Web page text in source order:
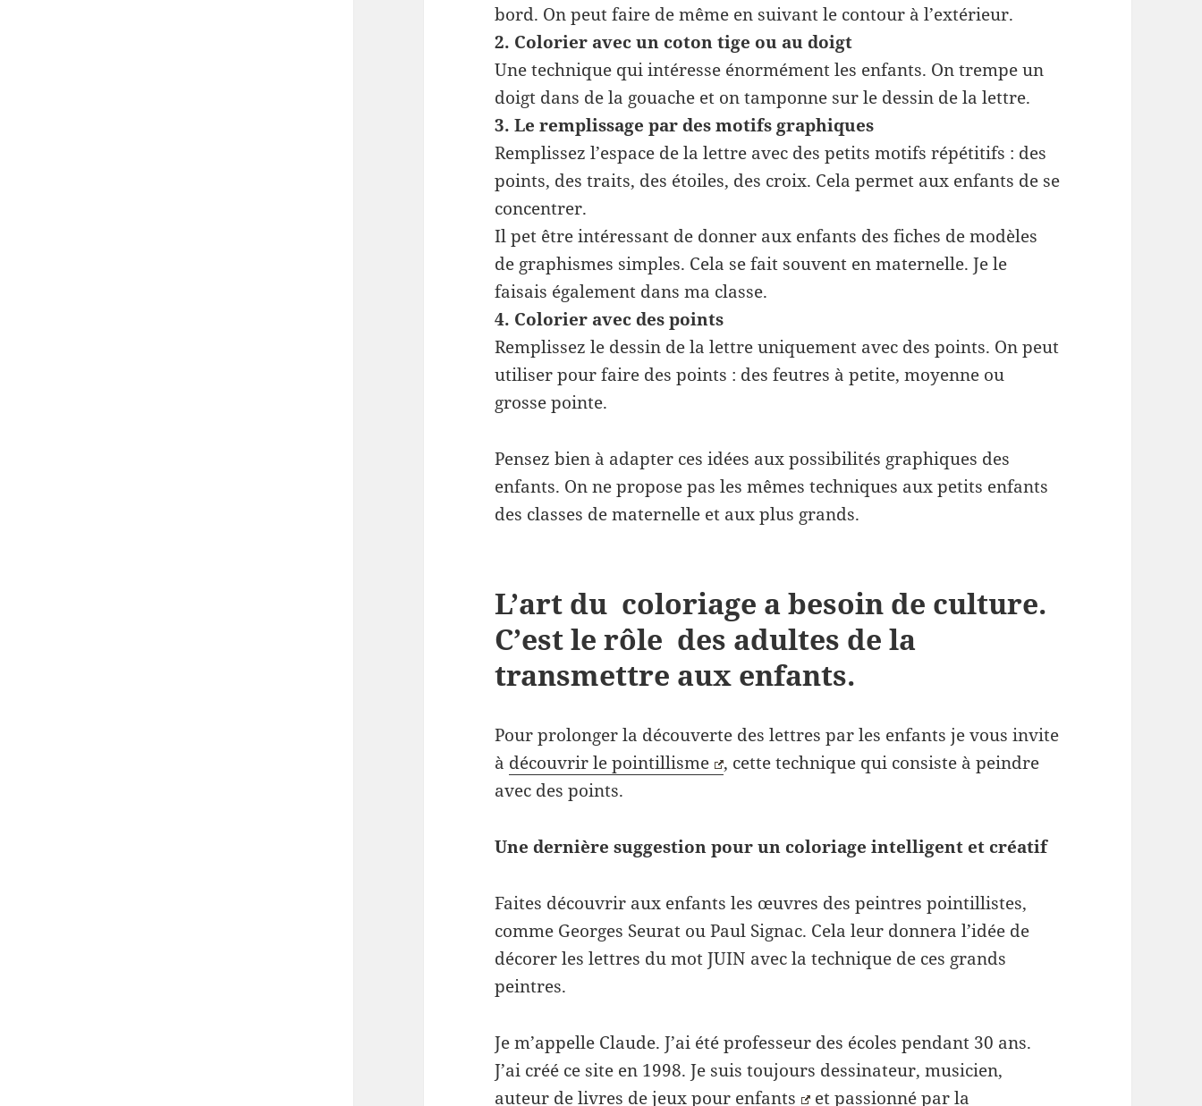
bord. On peut faire de même en suivant le contour à l’extérieur.
2. Colorier avec un coton tige ou au doigt
Une technique qui intéresse énormément les enfants. On trempe un
doigt dans de la gouache et on tamponne sur le dessin de la lettre.
3. Le remplissage par des motifs graphiques
Remplissez l’espace de la lettre avec des petits motifs répétitifs : des
points, des traits, des étoiles, des croix. Cela permet aux enfants de se
concentrer.
Il pet être intéressant de donner aux enfants des fiches de modèles
de graphismes simples. Cela se fait souvent en maternelle. Je le
faisais également dans ma classe.
4. Colorier avec des points
Remplissez le dessin de la lettre uniquement avec des points. On peut
utiliser pour faire des points : des feutres à petite, moyenne ou
grosse pointe.
Pensez bien à adapter ces idées aux possibilités graphiques des
enfants. On ne propose pas les mêmes techniques aux petits enfants
des classes de maternelle et aux plus grands.
L’art du coloriage a besoin de culture.
C’est le rôle des adultes de la
transmettre aux enfants.
Pour prolonger la découverte des lettres par les enfants je vous invite
à découvrir le pointillisme
, cette technique qui consiste à peindre
avec des points.
Une dernière suggestion pour un coloriage intelligent et créatif
Faites découvrir aux enfants les œuvres des peintres pointillistes,
comme Georges Seurat ou Paul Signac. Cela leur donnera l’idée de
décorer les lettres du mot JUIN avec la technique de ces grands
peintres.
Je m’appelle Claude. J’ai été professeur des écoles pendant 30 ans.
J’ai créé ce site en 1998. Je suis toujours dessinateur, musicien,
auteur de livres de jeux pour enfants
et passionné par la